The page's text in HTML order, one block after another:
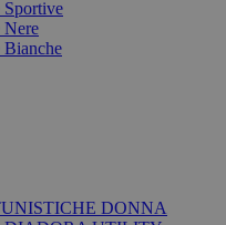
Sportive
Nere
Bianche
DONNA